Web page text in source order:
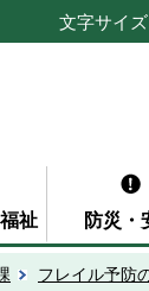
文字サイズ
祉 防災・
フレイル予防